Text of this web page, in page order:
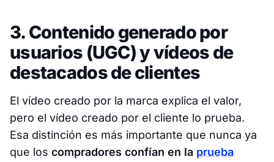
3. Contenido generado por
usuarios (UGC) y vídeos de
destacados de clientes
El vídeo creado por la marca explica el valor,
pero el vídeo creado por el cliente lo prueba.
Esa distinción es más importante que nunca ya
que los compradores confían en la prueba